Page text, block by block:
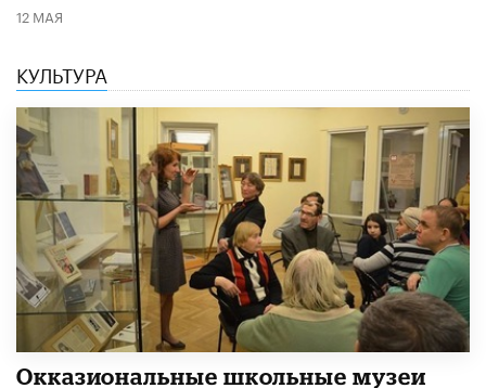
12 МАЯ
КУЛЬТУРА
​Окказиональные школьные музеи